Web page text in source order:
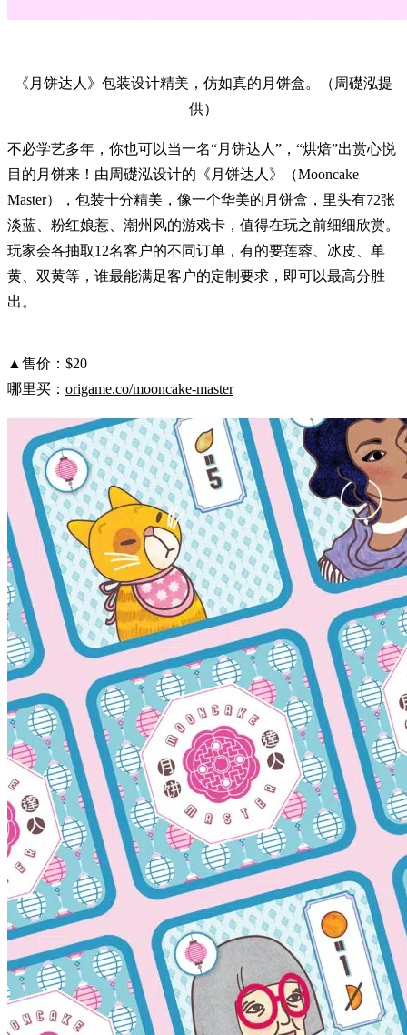
《月饼达人》包装设计精美，仿如真的月饼盒。（周礎泓提
供）
不必学艺多年，你也可以当一名“月饼达人”，“烘焙”出赏心悦
目的月饼来！由周礎泓设计的《月饼达人》（Mooncake
Master），包装十分精美，像一个华美的月饼盒，里头有72张
淡蓝、粉红娘惹、潮州风的游戏卡，值得在玩之前细细欣赏。
玩家会各抽取12名客户的不同订单，有的要莲蓉、冰皮、单
黄、双黄等，谁最能满足客户的定制要求，即可以最高分胜
出。
▲售价：$20
哪里买： origame.co/mooncake-master